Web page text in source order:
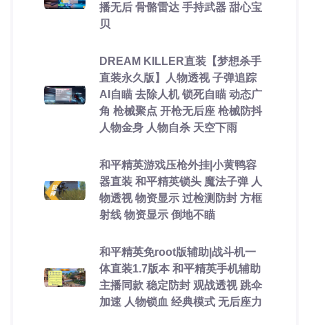
播无后 骨骼雷达 手持武器 甜心宝
贝
DREAM KILLER直装【梦想杀手
直装永久版】人物透视 子弹追踪
AI自瞄 去除人机 锁死自瞄 动态广
角 枪械聚点 开枪无后座 枪械防抖
人物金身 人物自杀 天空下雨
和平精英游戏压枪外挂|小黄鸭容
器直装 和平精英锁头 魔法子弹 人
物透视 物资显示 过检测防封 方框
射线 物资显示 倒地不瞄
和平精英免root版辅助|战斗机一
体直装1.7版本 和平精英手机辅助
主播同款 稳定防封 观战透视 跳伞
加速 人物锁血 经典模式 无后座力